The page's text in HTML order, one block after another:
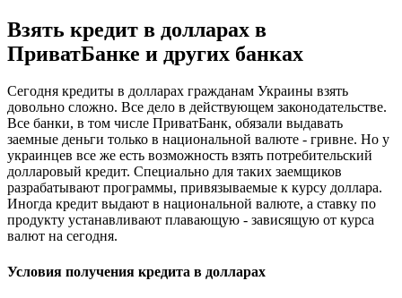
Взять кредит в долларах в
ПриватБанке и других банках
Сегодня кредиты в долларах гражданам Украины взять
довольно сложно. Все дело в действующем законодательстве.
Все банки, в том числе ПриватБанк, обязали выдавать
заемные деньги только в национальной валюте - гривне. Но у
украинцев все же есть возможность взять потребительский
долларовый кредит. Специально для таких заемщиков
разрабатывают программы, привязываемые к курсу доллара.
Иногда кредит выдают в национальной валюте, а ставку по
продукту устанавливают плавающую - зависящую от курса
валют на сегодня.
Условия получения кредита в долларах